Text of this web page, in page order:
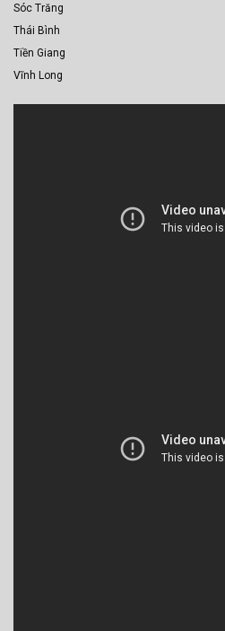
Sóc Trăng
Thái Bình
Tiền Giang
Vĩnh Long